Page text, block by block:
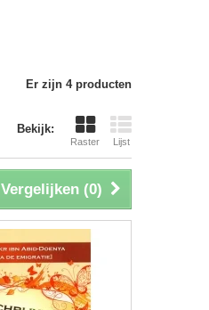
Er zijn 4 producten
Bekijk:
Raster Lijst
Vergelijken (0)